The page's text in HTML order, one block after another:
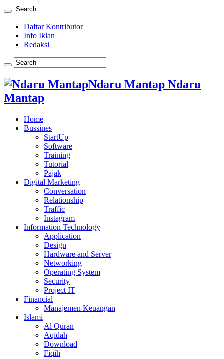
Daftar Kontributor
Info Iklan
Redaksi
Ndaru Mantap Ndaru
Mantap
Home
Bussines
StartUp
Software
Training
Tutorial
Pajak
Digital Marketing
Conversation
Relationship
Traffic
Instagram
Information Technology
Application
Design
Hardware and Server
Networking
Operating System
Security
Project IT
Financial
Manajemen Keuangan
Islami
Al Quran
Aqidah
Download
Fiqih